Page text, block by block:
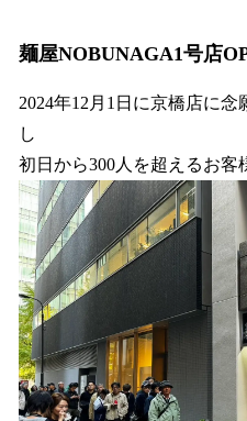
麺屋NOBUNAGA1号店
2024年12月1日に京橋店に
し
初日から300人を超えるお客